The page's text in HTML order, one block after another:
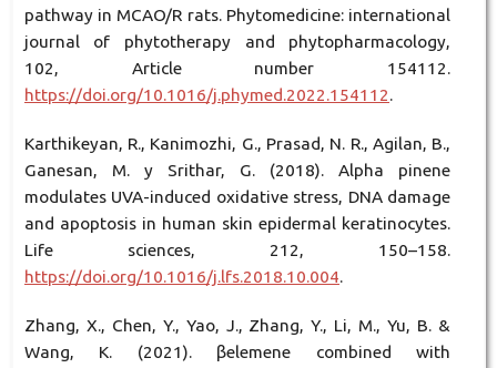
pathway in MCAO/R rats. Phytomedicine: international
journal of phytotherapy and phytopharmacology,
102, Article number 154112.
https://doi.org/10.1016/j.phymed.2022.154112.
Karthikeyan, R., Kanimozhi, G., Prasad, N. R., Agilan, B.,
Ganesan, M. y Srithar, G. (2018). Alpha pinene
modulates UVA-induced oxidative stress, DNA damage
and apoptosis in human skin epidermal keratinocytes.
Life sciences, 212, 150–158.
https://doi.org/10.1016/j.lfs.2018.10.004.
Zhang, X., Chen, Y., Yao, J., Zhang, Y., Li, M., Yu, B. &
Wang, K. (2021). βelemene combined with